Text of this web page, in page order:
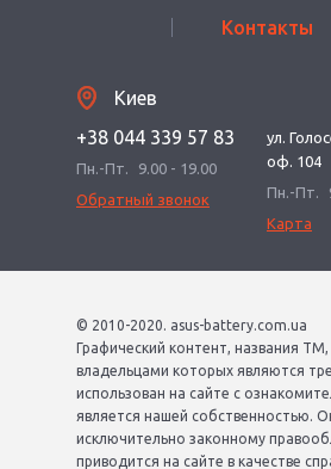
Контакты
Киев
+38 044 339 57 83
Пн.-Пт.
9.00 - 19.00
Обратный звонок
ул.
оф. 104
Пн.-Пт.
Карта
© 2010-2020. asus-battery.com.ua
Графический контент, названия
владельцами которых являются
использован на сайте с
является нашей собственностью.
исключительно законному
приводится на сайте в качестве